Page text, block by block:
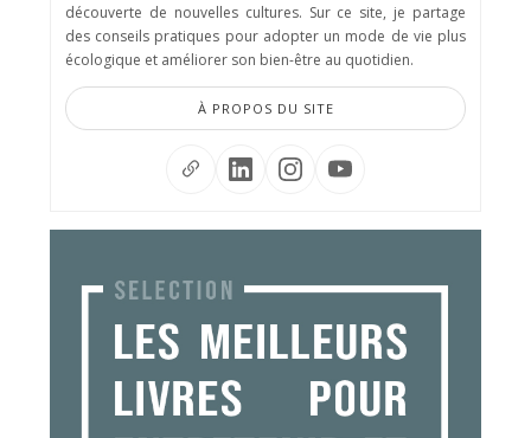
découverte de nouvelles cultures. Sur ce site, je partage
des conseils pratiques pour adopter un mode de vie plus
écologique et améliorer son bien-être au quotidien.
À PROPOS DU SITE